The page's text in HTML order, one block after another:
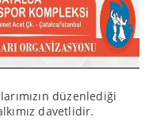
düzenlediği
davetlidir.